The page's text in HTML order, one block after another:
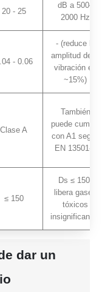
20 - 25
dB a 500–
2000 Hz
- 0.06
- (reduce la
amplitud de la
vibración en
~15%)
Clase A
También
puede cumplir
con A1 según
EN 13501-1
≤ 150
Ds ≤ 150;
libera gases
tóxicos
insignificantes
dar un